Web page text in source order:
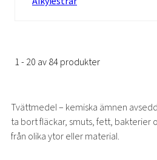
1 - 20 av 84 produkter
Tvättmedel – kemiska ämnen
ta bort fläckar, smuts, fett, bakterier
från olika ytor eller material.